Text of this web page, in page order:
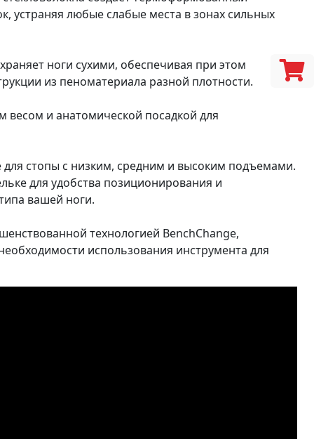
устраняя любые слабые места в зонах сильных
ноги сухими, обеспечивая при этом
из пеноматериала разной плотности.
весом и анатомической посадкой для
для стопы с низким, средним и высоким подъемами.
для удобства позиционирования и
вашей ноги.
технологией BenchChange,
использования инструмента для